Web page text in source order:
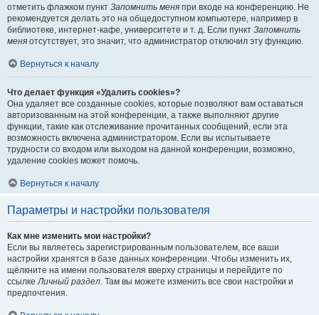
отметить флажком пункт Запомнить меня при входе на конференцию. Не
рекомендуется делать это на общедоступном компьютере, например в
библиотеке, интернет-кафе, университете и т. д. Если пункт Запомнить
меня отсутствует, это значит, что администратор отключил эту функцию.
Вернуться к началу
Что делает функция «Удалить cookies»?
Она удаляет все созданные cookies, которые позволяют вам оставаться
авторизованным на этой конференции, а также выполняют другие
функции, такие как отслеживание прочитанных сообщений, если эта
возможность включена администратором. Если вы испытываете
трудности со входом или выходом на данной конференции, возможно,
удаление cookies может помочь.
Вернуться к началу
Параметры и настройки пользователя
Как мне изменить мои настройки?
Если вы являетесь зарегистрированным пользователем, все ваши
настройки хранятся в базе данных конференции. Чтобы изменить их,
щёлкните на имени пользователя вверху страницы и перейдите по
ссылкеЛичный раздел. Там вы можете изменить все свои настройки и
предпочтения.